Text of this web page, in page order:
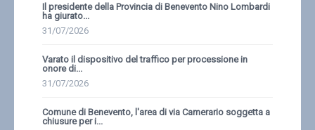
Il presidente della Provincia di Benevento Nino Lombardi
ha giurato...
31/07/2026
Varato il dispositivo del traffico per processione in
onore di...
31/07/2026
Comune di Benevento, l'area di via Camerario soggetta a
chiusure per i...